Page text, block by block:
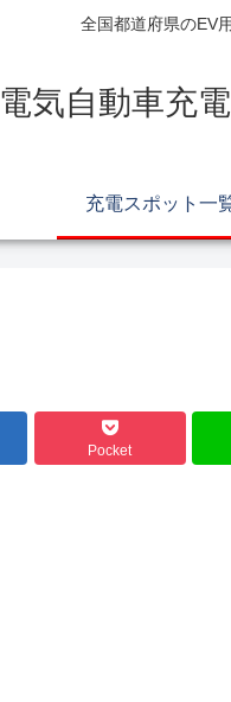
全国都道府県のEV
気自動車充
充電スポット一
Pocket